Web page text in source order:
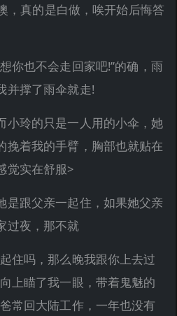
，真的是白做，唉开始后悔答
你也不会走回家吧!”的确，雨
并撑了雨伞就走!
小玲的只是一人用的小伞，她
挽着我的手臂，胸部也就贴在
觉实在舒服>
是跟父亲一起住，如果她父亲
过夜，那不就
住吗，那么晚我跟你上去过
上瞄了我一眼，带着鬼魅的
常回大陆工作，一年也没有